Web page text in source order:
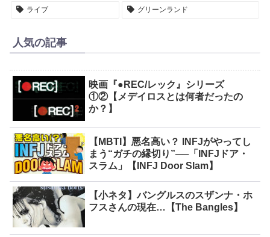
ライブ グリーンランド
人気の記事
映画『●REC/レック』シリーズ
①②【メデイロスとは何者だったの
か？】
【MBTI】悪名高い？ INFJがやってし
まう“ガチの縁切り”──「INFJドア・
スラム」【INFJ Door Slam】
【小ネタ】バングルスのスザンナ・ホ
フスさんの現在…【The Bangles】